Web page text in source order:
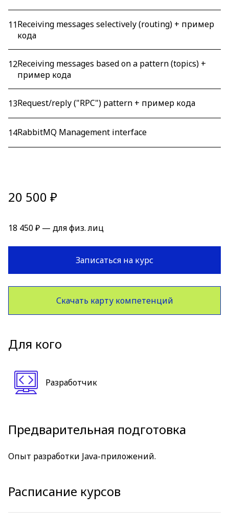
11Receiving messages selectively (routing) + пример
кода
12Receiving messages based on a pattern (topics) +
пример кода
13Request/reply ("RPC") pattern + пример кода
14RabbitMQ Management interface
20 500 ₽
18 450 ₽ — для физ. лиц
Записаться на курс
Скачать карту компетенций
Для кого
Разработчик
Предварительная подготовка
Опыт разработки Java-приложений.
Расписание курсов